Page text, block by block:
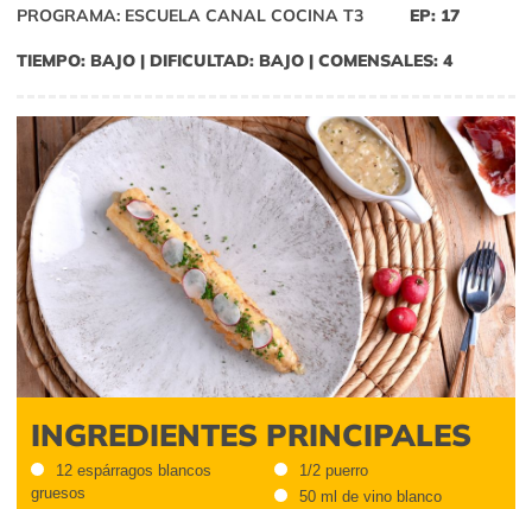
PROGRAMA: ESCUELA CANAL COCINA T3 EP: 17
TIEMPO: BAJO | DIFICULTAD: BAJO | COMENSALES: 4
INGREDIENTES PRINCIPALES
12 espárragos blancos
gruesos
1/2 puerro
50 ml de vino blanco